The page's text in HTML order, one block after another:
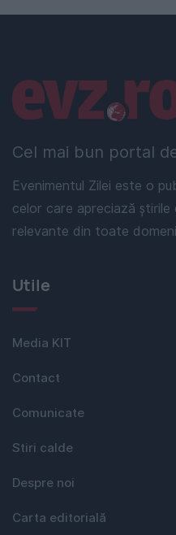
Cel mai bun portal
Evenimentul Zilei este o
celor care apreciază
relevante din toate
Linkuri utile
Utile
Media KIT
Contact
Comunicate
Stiri calde
Despre noi
Carta editorială